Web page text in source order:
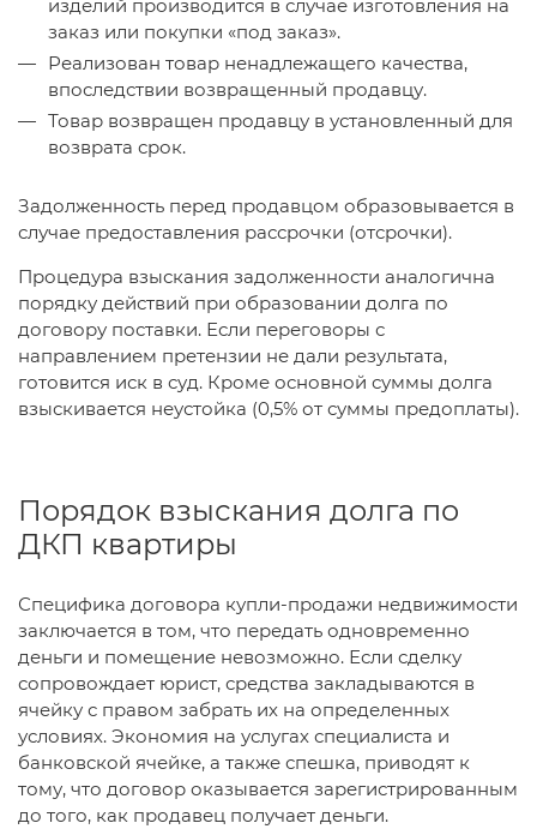
изделий производится в случае изготовления на
заказ или покупки «под заказ».
Реализован товар ненадлежащего качества,
впоследствии возвращенный продавцу.
Товар возвращен продавцу в установленный для
возврата срок.
Задолженность перед продавцом образовывается в
случае предоставления рассрочки (отсрочки).
Процедура взыскания задолженности аналогична
порядку действий при образовании долга по
договору поставки. Если переговоры с
направлением претензии не дали результата,
готовится иск в суд. Кроме основной суммы долга
взыскивается неустойка (0,5% от суммы предоплаты).
Порядок взыскания долга по
ДКП квартиры
Специфика договора купли-продажи недвижимости
заключается в том, что передать одновременно
деньги и помещение невозможно. Если сделку
сопровождает юрист, средства закладываются в
ячейку с правом забрать их на определенных
условиях. Экономия на услугах специалиста и
банковской ячейке, а также спешка, приводят к
тому, что договор оказывается зарегистрированным
до того, как продавец получает деньги.